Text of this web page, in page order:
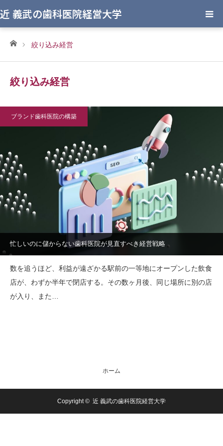
近 義武の歯科医院経営大学
ホーム絞り込み経営
絞り込み経営
ブランド歯科医院の構築
忙しいのに儲からない歯科医院が見直すべき経営戦略
数を追うほど、利益が遠ざかる駅前の一等地にオープンした飲食
店が、わずか半年で閉店する。その数ヶ月後、同じ場所に別の店
が入り、また…
ホーム
Copyright © 近 義武の歯科医院経営大学